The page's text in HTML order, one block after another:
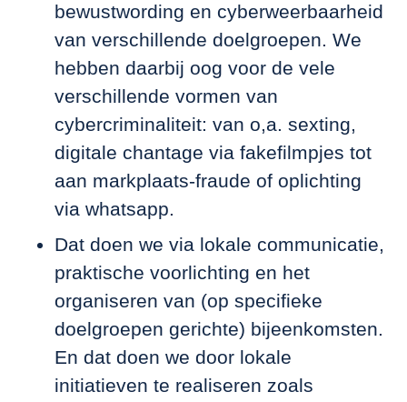
bewustwording en cyberweerbaarheid
van verschillende doelgroepen. We
hebben daarbij oog voor de vele
verschillende vormen van
cybercriminaliteit: van o,a. sexting,
digitale chantage via fakefilmpjes tot
aan markplaats-fraude of oplichting
via whatsapp.
Dat doen we via lokale communicatie,
praktische voorlichting en het
organiseren van (op specifieke
doelgroepen gerichte) bijeenkomsten.
En dat doen we door lokale
initiatieven te realiseren zoals